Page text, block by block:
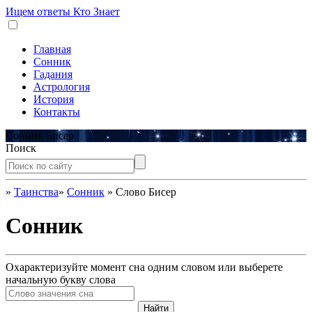
Ищем ответы Кто Знает
Главная
Сонник
Гадания
Астрология
История
Контакты
Сонник Бисер
Поиск
» Таинства» Сонник » Слово Бисер
Сонник
Охарактеризуйте момент сна одним словом или выберете
начальную букву слова